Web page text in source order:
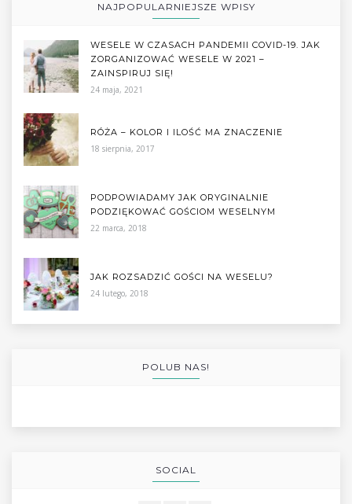
NAJPOPULARNIEJSZE WPISY
WESELE W CZASACH PANDEMII COVID-19. JAK
ZORGANIZOWAĆ WESELE W 2021 –
ZAINSPIRUJ SIĘ!
24 maja, 2021
RÓŻA – KOLOR I ILOŚĆ MA ZNACZENIE
18 sierpnia, 2017
PODPOWIADAMY JAK ORYGINALNIE
PODZIĘKOWAĆ GOŚCIOM WESELNYM
22 marca, 2018
JAK ROZSADZIĆ GOŚCI NA WESELU?
24 lutego, 2018
POLUB NAS!
SOCIAL